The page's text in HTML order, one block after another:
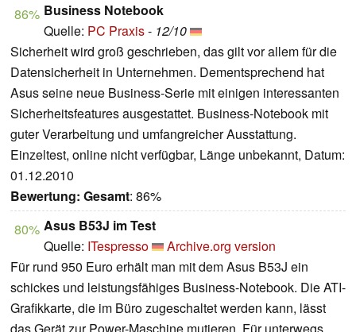
86% Business Notebook
Quelle: PC Praxis- 12/10
Sicherheit wird groß geschrieben, das gilt vor allem für die
Datensicherheit in Unternehmen. Dementsprechend hat
Asus seine neue Business-Serie mit einigen interessanten
Sicherheitsfeatures ausgestattet. Business-Notebook mit
guter Verarbeitung und umfangreicher Ausstattung.
Einzeltest, online nicht verfügbar, Länge unbekannt, Datum:
01.12.2010
Bewertung: Gesamt: 86%
80% Asus B53J im Test
Quelle: ITespresso
Archive.org version
Für rund 950 Euro erhält man mit dem Asus B53J ein
schickes und leistungsfähiges Business-Notebook. Die ATI-
Grafikkarte, die im Büro zugeschaltet werden kann, lässt